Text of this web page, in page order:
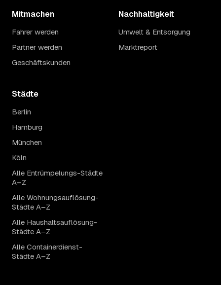
Mitmachen
Fahrer werden
Partner werden
Geschäftskunden
Nachhaltigkeit
Umwelt & Entsorgung
Marktreport
Städte
Berlin
Hamburg
München
Köln
Alle Entrümpelungs-Städte
A–Z
Alle Wohnungsauflösung-
Städte A–Z
Alle Haushaltsauflösung-
Städte A–Z
Alle Containerdienst-
Städte A–Z